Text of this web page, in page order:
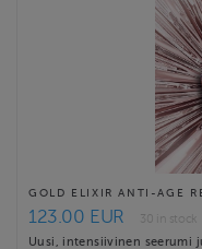
Celeste Beauty Clinic terms
GOLD ELIXIR ANTI-AGE
123.00 EUR
30 in stock
Uusi, intensiivinen seerumi